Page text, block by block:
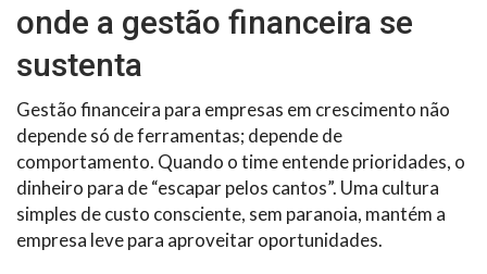
onde a gestão financeira se
sustenta
Gestão financeira para empresas em crescimento não
depende só de ferramentas; depende de
comportamento. Quando o time entende prioridades, o
dinheiro para de “escapar pelos cantos”. Uma cultura
simples de custo consciente, sem paranoia, mantém a
empresa leve para aproveitar oportunidades.